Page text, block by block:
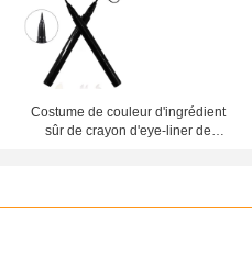
Costume de couleur d'ingrédient
sûr de crayon d'eye-liner de